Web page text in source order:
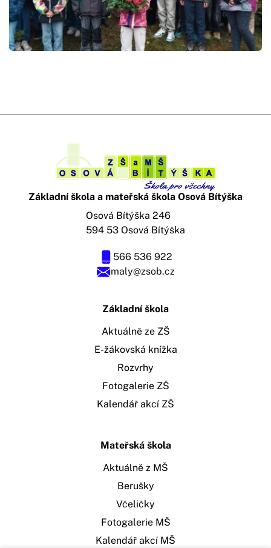
Základní škola a mateřská škola Osová Bítýška
maly@zsob.cz
566 536 922
Osová Bítýška 246
594 53 Osová Bítýška
Základní škola
Aktuálně ze ZŠ
E-žákovská knížka
Rozvrhy
Fotogalerie ZŠ
Kalendář akcí ZŠ
Mateřská škola
Aktuálně z MŠ
Berušky
Včeličky
Fotogalerie MŠ
Kalendář akcí MŠ